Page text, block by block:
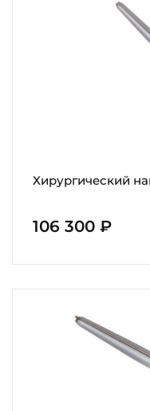
Хирургический
106 300 ₽